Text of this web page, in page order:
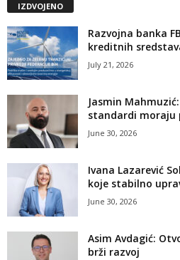
IZDVOJENO
Razvojna banka
kreditnih
July 21, 2026
Jasmin
standardi
June 30, 2026
Ivana Lazarević
koje stabilno
June 30, 2026
Asim Avdagić:
brži razvoj